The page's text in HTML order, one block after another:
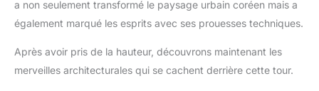
a non seulement transformé le paysage urbain coréen mais a
également marqué les esprits avec ses prouesses techniques.
Après avoir pris de la hauteur, découvrons maintenant les
merveilles architecturales qui se cachent derrière cette tour.